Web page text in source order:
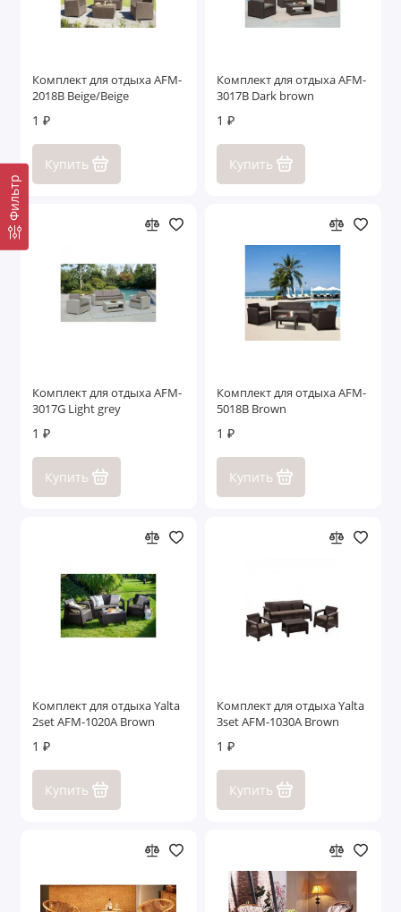
Фильтр
Комплект для отдыха AFM-
2018B Beige/Beige
1 ₽
Купить
Комплект для отдыха AFM-
3017B Dark brown
1 ₽
Купить
Комплект для отдыха AFM-
3017G Light grey
1 ₽
Купить
Комплект для отдыха AFM-
5018B Brown
1 ₽
Купить
Комплект для отдыха Yalta
2set AFM-1020A Brown
1 ₽
Купить
Комплект для отдыха Yalta
3set AFM-1030A Brown
1 ₽
Купить